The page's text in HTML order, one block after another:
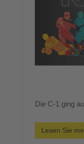
Die C-1 ging
Lesen Sie